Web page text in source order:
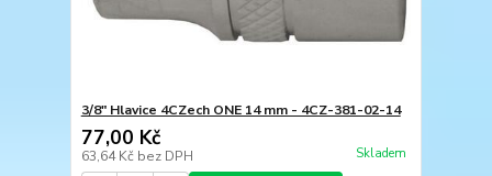
3/8" Hlavice 4CZech ONE 14 mm - 4CZ-381-02-14
77,00 Kč
63,64 Kč bez DPH Skladem